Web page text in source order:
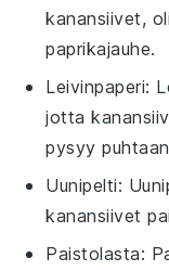
kanansiivet,
paprikajauhe.
Leivinpaperi:
jotta
pysyy
Uunipelti:
kanansiivet
Paistolasta: